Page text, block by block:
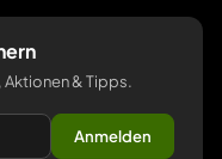
& Tipps.
Anmelden